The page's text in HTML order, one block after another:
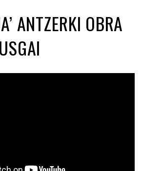
ANTZERKI OBRA